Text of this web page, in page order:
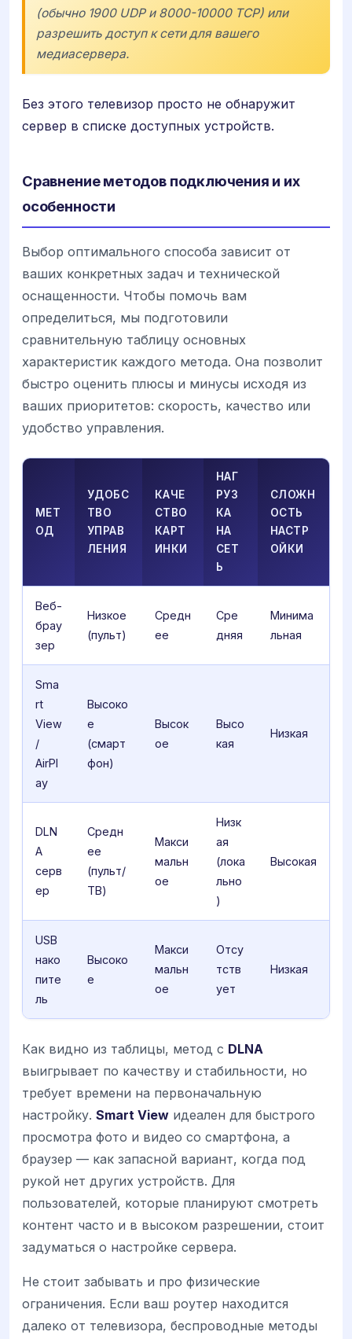
(обычно 1900 UDP и 8000-10000 TCP) или
разрешить доступ к сети для вашего
медиасервера.
Без этого телевизор просто не обнаружит
сервер в списке доступных устройств.
Сравнение методов подключения и их
особенности
Выбор оптимального способа зависит от
ваших конкретных задач и технической
оснащенности. Чтобы помочь вам
определиться, мы подготовили
сравнительную таблицу основных
характеристик каждого метода. Она позволит
быстро оценить плюсы и минусы исходя из
ваших приоритетов: скорость, качество или
удобство управления.
МЕТ
ОД
УДОБС
ТВО
УПРАВ
ЛЕНИЯ
КАЧЕ
СТВО
КАРТ
ИНКИ
НАГ
РУЗ
КА
НА
СЕТ
Ь
СЛОЖН
ОСТЬ
НАСТР
ОЙКИ
Веб-
брау
зер
Низкое
(пульт)
Средн
ее
Сре
дняя
Минима
льная
Sma
rt
View
/
AirPl
ay
Высоко
е
(смарт
фон)
Высок
ое
Высо
кая
Низкая
DLN
A
серв
ер
Средн
ее
(пульт/
ТВ)
Макси
мальн
ое
Низк
ая
(лока
льно
)
Высокая
USB
нако
пите
ль
Высоко
е
Макси
мальн
ое
Отсу
тств
ует
Низкая
Как видно из таблицы, метод с DLNA
выигрывает по качеству и стабильности, но
требует времени на первоначальную
настройку. Smart View идеален для быстрого
просмотра фото и видео со смартфона, а
браузер — как запасной вариант, когда под
рукой нет других устройств. Для
пользователей, которые планируют смотреть
контент часто и в высоком разрешении, стоит
задуматься о настройке сервера.
Не стоит забывать и про физические
ограничения. Если ваш роутер находится
далеко от телевизора, беспроводные методы